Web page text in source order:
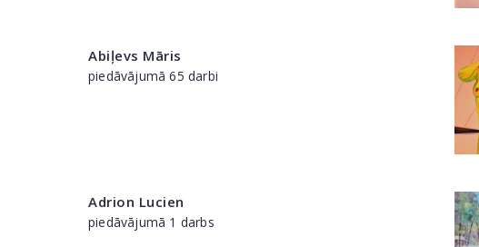
Abiļevs Māris
piedāvājumā 65 darbi
Adrion Lucien
piedāvājumā 1 darbs